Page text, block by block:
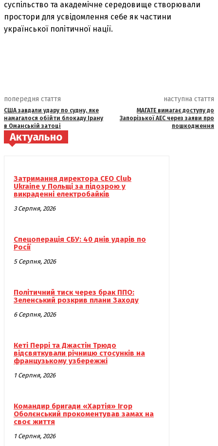
суспільство та академічне середовище створювали
простори для усвідомлення себе як частини
української політичної нації.
попередня стаття
США завдали удару по судну, яке
намагалося обійти блокаду Ірану
в Оманській затоці
наступна стаття
МАГАТЕ вимагає доступу до
Запорізької АЕС через заяви про
пошкодження
Актуально
Затримання директора CEO Club
Ukraine у Польщі за підозрою у
викраденні електробайків
3 Серпня, 2026
Спецоперація СБУ: 40 днів ударів по
Росії
5 Серпня, 2026
Політичний тиск через брак ППО:
Зеленський розкрив плани Заходу
6 Серпня, 2026
Кеті Перрі та Джастін Трюдо
відсвяткували річницю стосунків на
французькому узбережжі
1 Серпня, 2026
Командир бригади «Хартія» Ігор
Оболєнський прокоментував замах на
своє життя
1 Серпня, 2026